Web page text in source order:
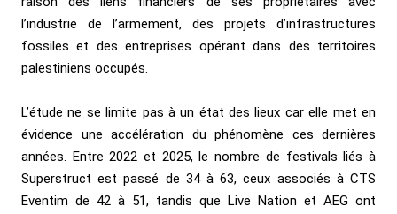
l’industrie de l’armement, des projets d’infrastructures
fossiles et des entreprises opérant dans des territoires
palestiniens occupés.
L’étude ne se limite pas à un état des lieux car elle met en
évidence une accélération du phénomène ces dernières
années. Entre 2022 et 2025, le nombre de festivals liés à
Superstruct est passé de 34 à 63, ceux associés à CTS
Eventim de 42 à 51, tandis que Live Nation et AEG ont